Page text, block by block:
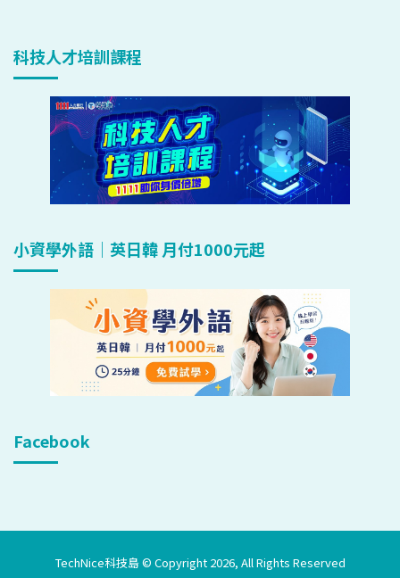
科技人才培訓課程
小資學外語｜英日韓 月付1000元起
Facebook
TechNice科技島 © Copyright 2026, All Rights Reserved